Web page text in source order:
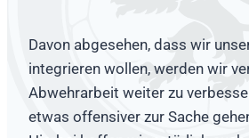
Davon abgesehen, dass wir
integrieren wollen, werden wir
Abwehrarbeit weiter zu
etwas offensiver zur Sache